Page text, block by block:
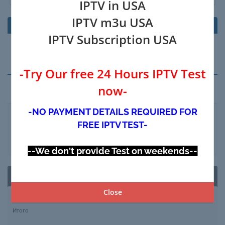
IPTV in USA
IPTV m3u USA
IPTV Subscription USA
-Try Our free 24 Hours IPTV Test
now-
-NO PAYMENT DETAILS REQUIRED FOR
FREE IPTV TEST-
--We don't provide Test on weekends--
Close
Цена/Период оплаты
Итого